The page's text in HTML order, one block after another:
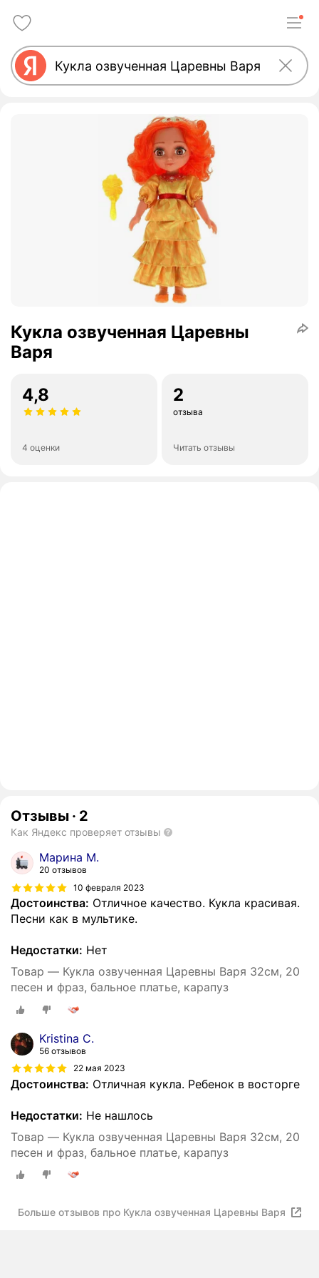
Кукла озвученная Царевны
Варя
4,8
4 оценки
2
отзыва
Читать отзывы
Отзывы · 2
Как Яндекс проверяет отзывы
Марина М.
20 отзывов
10 февраля 2023
Достоинства: Отличное качество. Кукла красивая.
Песни как в мультике.
Недостатки: Нет
Товар — Кукла озвученная Царевны Варя 32см, 20
песен и фраз, бальное платье, карапуз
Kristina C.
56 отзывов
22 мая 2023
Достоинства: Отличная кукла. Ребенок в восторге
Недостатки: Не нашлось
Товар — Кукла озвученная Царевны Варя 32см, 20
песен и фраз, бальное платье, карапуз
Больше отзывов про Кукла озвученная Царевны Варя